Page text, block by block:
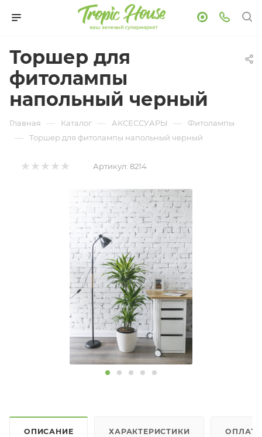
Торшер для
фитолампы
напольный черный
Главная — Каталог — АКСЕССУАРЫ — Фитолампы
— Торшер для фитолампы напольный черный
Артикул: 8214
ОПИСАНИЕ ХАРАКТЕРИСТИКИ